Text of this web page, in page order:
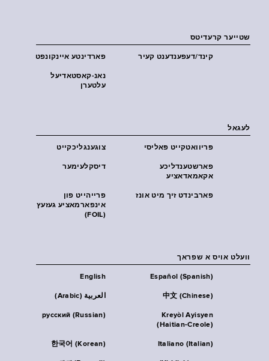
שטייער קרעדיטס
פארדינטע איינקונפט קינד/דעפענדענט קעיר
נאנ-קאסטאדיעל
עלטערן
לעגאל
צוגענגליכקייט פּריוואטקייט פּאליסי
דיסקלעימער
פארשטענדליכע
אקאמאדאציע
פרייהייט פון
אינפארמאציע געזעץ
(FOIL)
פארבינדט זיך מיט אונז
וועלט אויס א שפראך
English Español (Spanish)
العربية (Arabic) 中文 (Chinese)
русский (Russian)
Kreyòl Ayisyen
(Haitian-Creole)
한국어 (Korean) Italiano (Italian)